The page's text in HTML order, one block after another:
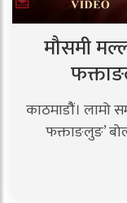
मौसमी
काठमाडौैं। लामो
फक्ताङलुङ’